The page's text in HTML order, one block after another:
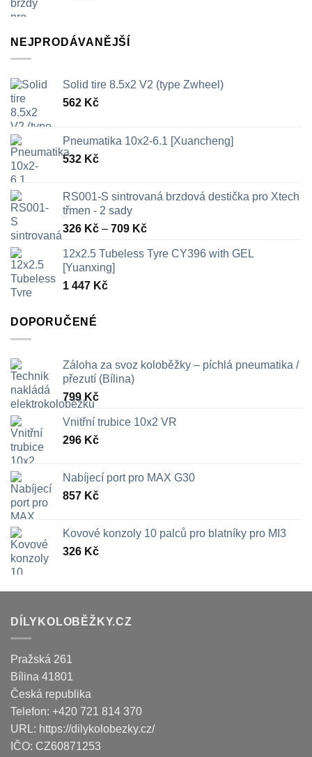
NEJPRODÁVANĚJŠÍ
Solid tire 8.5x2 V2 (type Zwheel)
562 Kč
Pneumatika 10x2-6.1 [Xuancheng]
532 Kč
RS001-S sintrovaná brzdová destička pro Xtech
třmen - 2 sady
326 Kč – 709 KčRozpětí
326 Kč
12x2.5 Tubeless Tyre CY396 with GEL
[Yuanxing]
1 447 Kč
DOPORUČENÉ
Záloha za svoz koloběžky – píchlá pneumatika /
přezutí (Bílina)
799Kč
Vnitřní trubice 10x2 VR
296 Kč
Nabíjecí port pro MAX G30
857 Kč
Kovové konzoly 10 palců pro blatníky pro MI3
326 Kč
DÍLYKOLOBĚŽKY.CZ
Pražská 261
Bílina 41801
Česká republika
Telefon: +420 721 814 370
URL: https://dilykolobezky.cz/
IČO: CZ60871253